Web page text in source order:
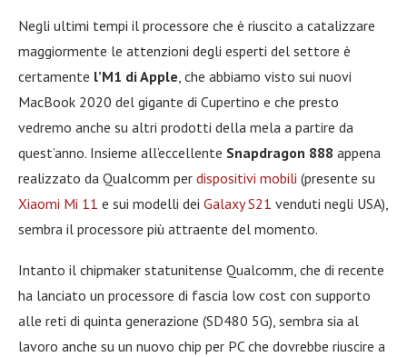
Negli ultimi tempi il processore che è riuscito a catalizzare
maggiormente le attenzioni degli esperti del settore è
certamente l’M1 di Apple, che abbiamo visto sui nuovi
MacBook 2020 del gigante di Cupertino e che presto
vedremo anche su altri prodotti della mela a partire da
quest’anno. Insieme all’eccellente Snapdragon 888 appena
realizzato da Qualcomm per dispositivi mobili (presente su
Xiaomi Mi 11 e sui modelli dei Galaxy S21 venduti negli USA),
sembra il processore più attraente del momento.
Intanto il chipmaker statunitense Qualcomm, che di recente
ha lanciato un processore di fascia low cost con supporto
alle reti di quinta generazione (SD480 5G), sembra sia al
lavoro anche su un nuovo chip per PC che dovrebbe riuscire a